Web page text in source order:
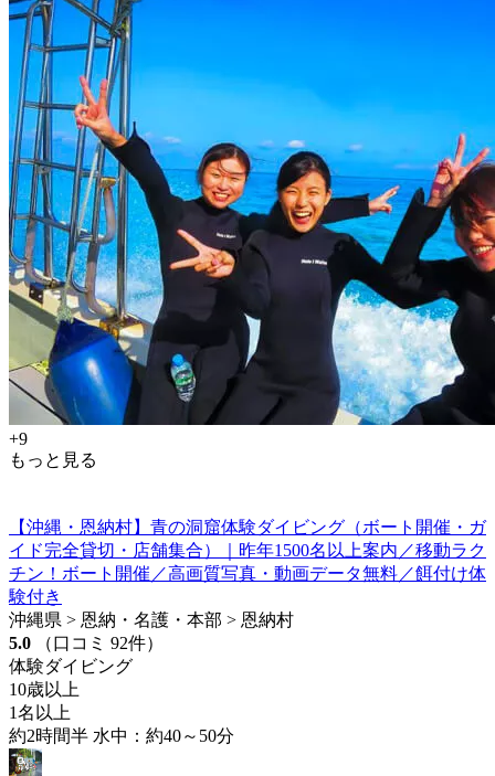
+9
もっと見る
【沖縄・恩納村】青の洞窟体験ダイビング（ボート開催・ガ
イド完全貸切・店舗集合）｜昨年1500名以上案内／移動ラク
チン！ボート開催／高画質写真・動画データ無料／餌付け体
験付き
沖縄県 > 恩納・名護・本部 > 恩納村
5.0
（口コミ 92件）
体験ダイビング
10歳以上
1名以上
約2時間半 水中：約40～50分